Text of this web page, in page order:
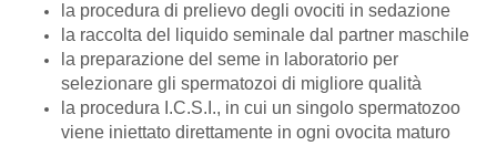
la procedura di prelievo degli ovociti in sedazione
la raccolta del liquido seminale dal partner maschile
la preparazione del seme in laboratorio per
selezionare gli spermatozoi di migliore qualità
la procedura I.C.S.I., in cui un singolo spermatozoo
viene iniettato direttamente in ogni ovocita maturo